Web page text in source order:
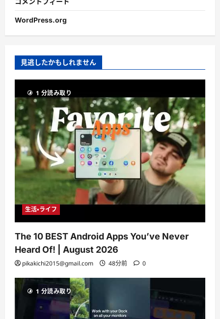
WordPress.org
見逃したかもしれません
1 分読み取り
生活・ライフ
The 10 BEST Android Apps You’ve Never
Heard Of! | August 2026
pikakichi2015@gmail.com 48分前 0
1 分読み取り